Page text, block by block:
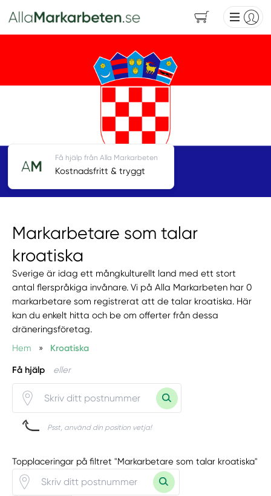
Markarbetare som talar
kroatiska
Sverige är idag ett mångkulturellt land med ett stort
antal flerspråkiga invånare. Vi på Alla Markarbeten har 0
markarbetare som registrerat att de talar kroatiska. Här
kan du enkelt hitta och be om offerter från dessa
dräneringsföretag.
Hem
» Kroatiska
Få hjälp eller
Psst, använd din position vetja!
Få hjälp från Alla Markarbeten
Kostnadsfritt & tryggt
Topplaceringar på filtret "Markarbetare som talar kroatiska"